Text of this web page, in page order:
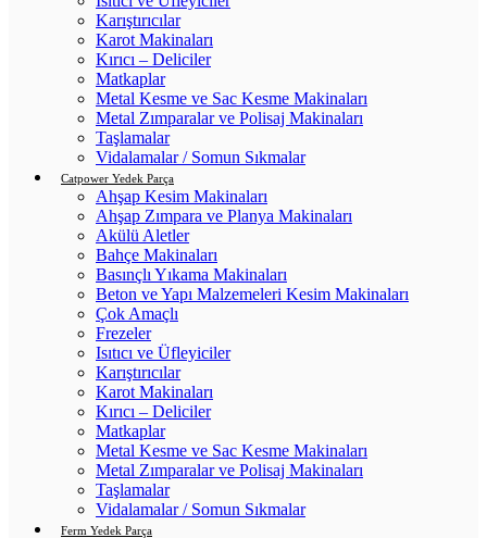
Karıştırıcılar
Karot Makinaları
Kırıcı – Deliciler
Matkaplar
Metal Kesme ve Sac Kesme Makinaları
Metal Zımparalar ve Polisaj Makinaları
Taşlamalar
Vidalamalar / Somun Sıkmalar
Catpower Yedek Parça
Ahşap Kesim Makinaları
Ahşap Zımpara ve Planya Makinaları
Akülü Aletler
Bahçe Makinaları
Basınçlı Yıkama Makinaları
Beton ve Yapı Malzemeleri Kesim Makinaları
Çok Amaçlı
Frezeler
Isıtıcı ve Üfleyiciler
Karıştırıcılar
Karot Makinaları
Kırıcı – Deliciler
Matkaplar
Metal Kesme ve Sac Kesme Makinaları
Metal Zımparalar ve Polisaj Makinaları
Taşlamalar
Vidalamalar / Somun Sıkmalar
Ferm Yedek Parça